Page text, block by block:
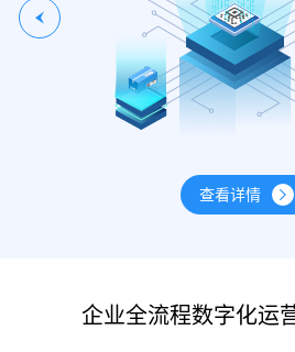
查看详情
企业全流程数字化运